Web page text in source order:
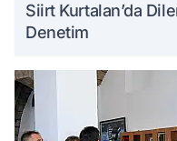
Siirt Kurtalan’da
Denetim